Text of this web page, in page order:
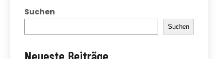
Suchen
Suchen